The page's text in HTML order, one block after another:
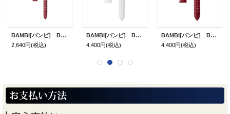
BAMBI[バンビ] BAMBI バンビ 牛革型押し BKE017E 「腕時計交換ベルト」
2,640円(税込)
BAMBI[バンビ] BAMBI バンビクイックレバー フォーマルハウト BKLE040W 牛革型押し 正規品 「腕時計交換ベルト」
4,400円(税込)
BAMBI[バンビ] BAMBI バンビクイックレバー フォーマルハウト BKLE040R 牛革型押し 正規品 「腕時計交換ベルト」
4,400円(税込)